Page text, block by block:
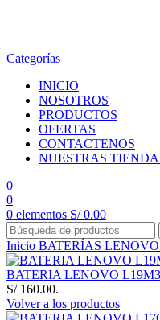
Categorías
INICIO
NOSOTROS
PRODUCTOS
OFERTAS
CONTACTENOS
NUESTRAS
0
0
0 elementos S/0.00
Inicio BATERÍAS LENOVO
BATERIA LENOVO
S/ 160.00.
Volver a los productos